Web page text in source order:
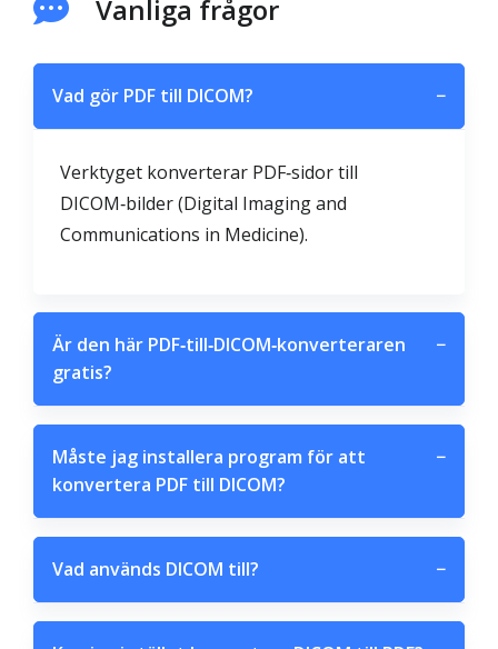
Vanliga frågor
Vad gör PDF till DICOM? −
Verktyget konverterar PDF‑sidor till
DICOM‑bilder (Digital Imaging and
Communications in Medicine).
Är den här PDF‑till‑DICOM‑konverteraren
gratis?
−
Måste jag installera program för att
konvertera PDF till DICOM?
−
Vad används DICOM till? −